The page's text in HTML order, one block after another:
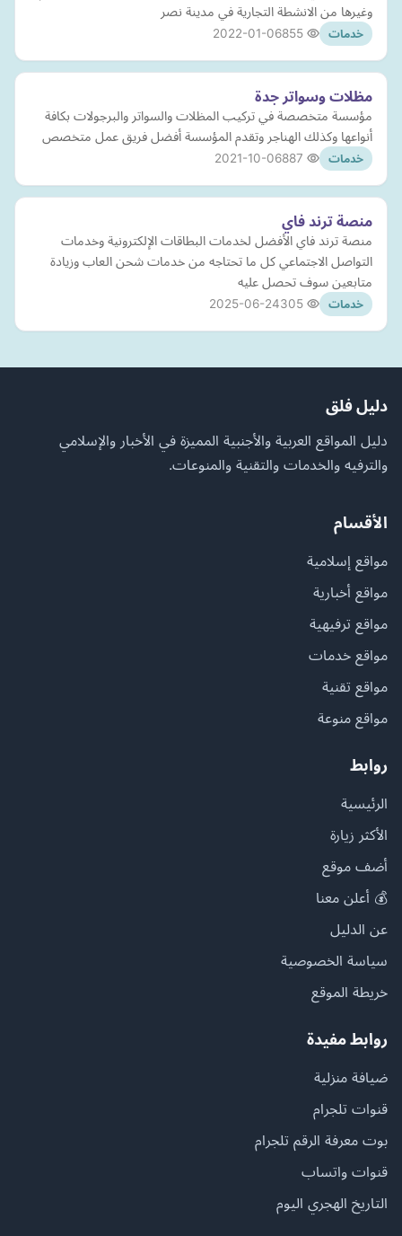
وغيرها من الانشطة التجارية في مدينة نصر
خدمات 2022-01-06
مظلات وسواتر جدة
مؤسسة متخصصة في تركيب المظلات والسواتر والبرجولات بكافة
أنواعها وكذلك الهناجر وتقدم المؤسسة أفضل فريق عمل متخصص
خدمات 2021-10-06
منصة ترند فاي
منصة ترند فاي الأفضل لخدمات البطاقات الإلكترونية وخدمات
التواصل الاجتماعي كل ما تحتاجه من خدمات شحن العاب وزيادة
متابعين سوف تحصل عليه
خدمات 2025-06-24
دليل فلق
دليل المواقع العربية والأجنبية المميزة في الأخبار والإسلامي
والترفيه والخدمات والتقنية والمنوعات.
الأقسام
مواقع إسلامية
مواقع أخبارية
مواقع ترفيهية
مواقع خدمات
مواقع تقنية
مواقع منوعة
روابط
الرئيسية
الأكثر زيارة
أضف موقع
💰 أعلن معنا
عن الدليل
سياسة الخصوصية
خريطة الموقع
روابط مفيدة
ضيافة منزلية
قنوات تلجرام
بوت معرفة الرقم تلجرام
قنوات واتساب
التاريخ الهجري اليوم